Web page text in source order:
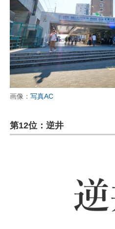
画像： 写真AC
第12位：逆井